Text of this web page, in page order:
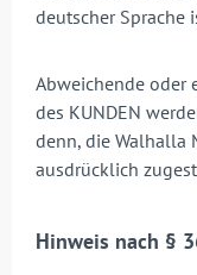
deutscher Sprache
Abweichende oder
des KUNDEN
denn, die Walhalla
ausdrücklich
Hinweis nach §